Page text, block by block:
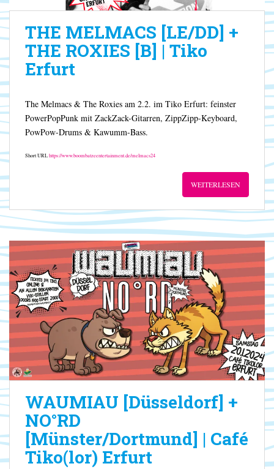
THE MELMACS [LE/DD] +
THE ROXIES [B] | Tiko
Erfurt
The Melmacs & The Roxies am 2.2. im Tiko Erfurt: feinster
PowerPopPunk mit ZackZack-Gitarren, ZippZipp-Keyboard,
PowPow-Drums & Kawumm-Bass.
Short URLhttps://www.boombatzeentertainment.de/melmacs24
WEITERLESEN
WAUMIAU [Düsseldorf] +
NO°RD
[Münster/Dortmund] | Café
Tiko(lor) Erfurt